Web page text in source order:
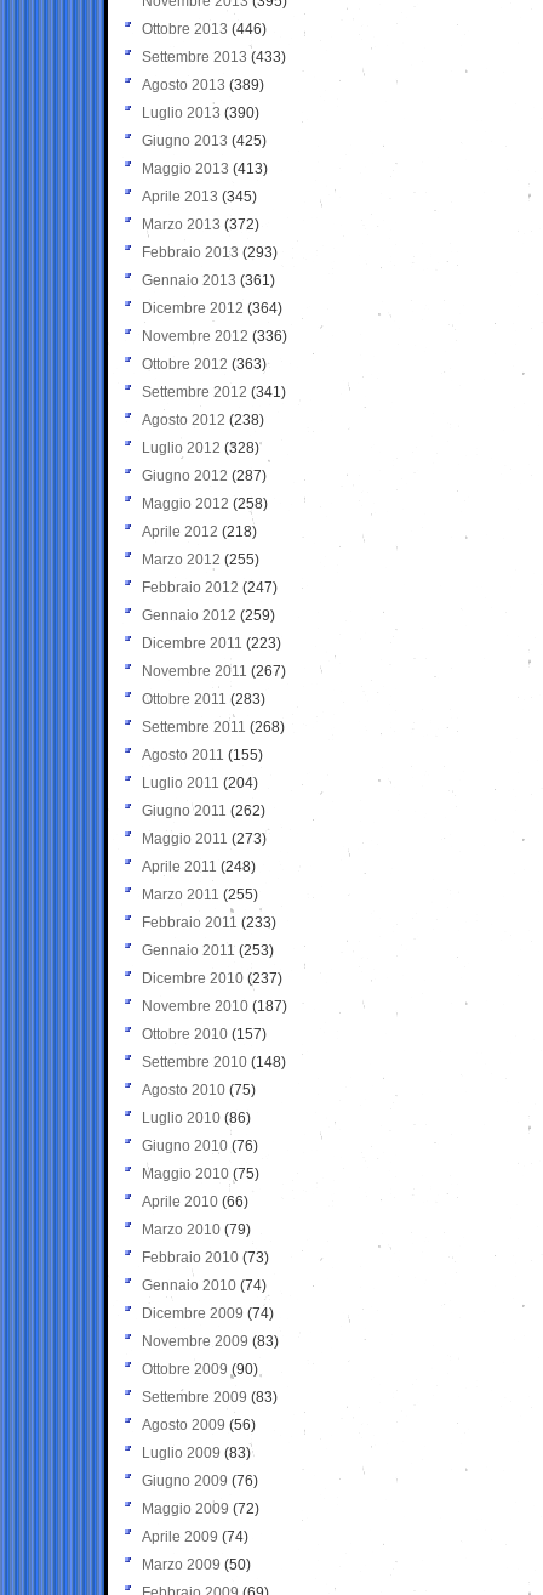
Ottobre 2013 (446)
Settembre 2013 (433)
Agosto 2013 (389)
Luglio 2013 (390)
Giugno 2013 (425)
Maggio 2013 (413)
Aprile 2013 (345)
Marzo 2013 (372)
Febbraio 2013 (293)
Gennaio 2013 (361)
Dicembre 2012 (364)
Novembre 2012 (336)
Ottobre 2012 (363)
Settembre 2012 (341)
Agosto 2012 (238)
Luglio 2012 (328)
Giugno 2012 (287)
Maggio 2012 (258)
Aprile 2012 (218)
Marzo 2012 (255)
Febbraio 2012 (247)
Gennaio 2012 (259)
Dicembre 2011 (223)
Novembre 2011 (267)
Ottobre 2011 (283)
Settembre 2011 (268)
Agosto 2011 (155)
Luglio 2011 (204)
Giugno 2011 (262)
Maggio 2011 (273)
Aprile 2011 (248)
Marzo 2011 (255)
Febbraio 2011 (233)
Gennaio 2011 (253)
Dicembre 2010 (237)
Novembre 2010 (187)
Ottobre 2010 (157)
Settembre 2010 (148)
Agosto 2010 (75)
Luglio 2010 (86)
Giugno 2010 (76)
Maggio 2010 (75)
Aprile 2010 (66)
Marzo 2010 (79)
Febbraio 2010 (73)
Gennaio 2010 (74)
Dicembre 2009 (74)
Novembre 2009 (83)
Ottobre 2009 (90)
Settembre 2009 (83)
Agosto 2009 (56)
Luglio 2009 (83)
Giugno 2009 (76)
Maggio 2009 (72)
Aprile 2009 (74)
Marzo 2009 (50)